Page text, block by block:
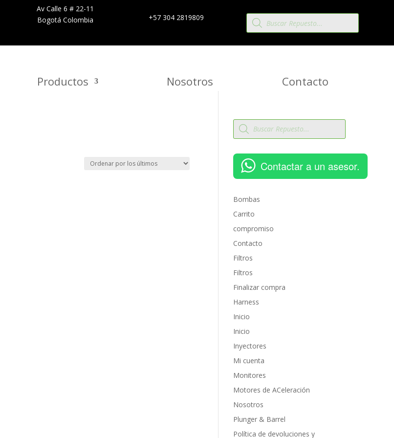
Av Calle 6 # 22-11
Bogotá Colombia
+57 304 2819809 Búsqueda
de
productos
Productos Nosotros Contacto
Búsqueda
de
productos
Contactar a un asesor.
Bombas
Carrito
compromiso
Contacto
Filtros
Filtros
Finalizar compra
Harness
Inicio
Inicio
Inyectores
Mi cuenta
Monitores
Motores de ACeleración
Nosotros
Plunger & Barrel
Política de devoluciones y